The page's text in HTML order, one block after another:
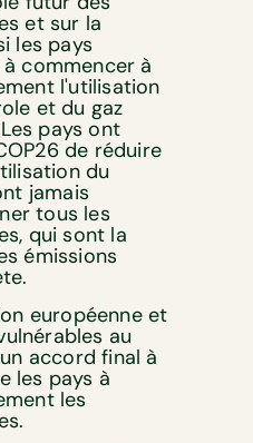
et sur la
les pays
commencer à
l'utilisation
et du gaz
pays ont
de réduire
du
jamais
tous les
qui sont la
émissions
européenne et
au
accord final à
les pays à
les